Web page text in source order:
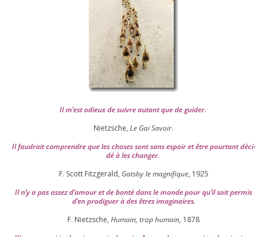
Il m’est odieux de suivre autant que de gui­der.
Nietzsche, Le Gai Savoir.
Il fau­drait com­prendre que les choses sont sans espoir et être pour­tant déci­
dé à les chan­ger.
F. Scott Fitzgerald, Gatsby le magni­fique, 1925
Il n’y a pas assez d’a­mour et de bon­té dans le monde pour qu’il soit per­mis
d’en pro­di­guer à des êtres imaginaires.
F. Nietzsche, Humain, trop humain, 1878